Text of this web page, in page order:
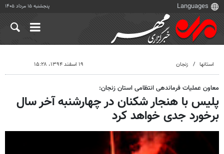
پنجشنبه ۱۵ مرداد ۱۴۰۵
استانها زنجان ۱۹ اسفند ۱۳۹۴، ۱۵:۲۸
معاون عملیات فرماندهی انتظامی استان زنجان:
پلیس با هنجار شکنان در چهارشنبه آخر سال
برخورد جدی خواهد کرد